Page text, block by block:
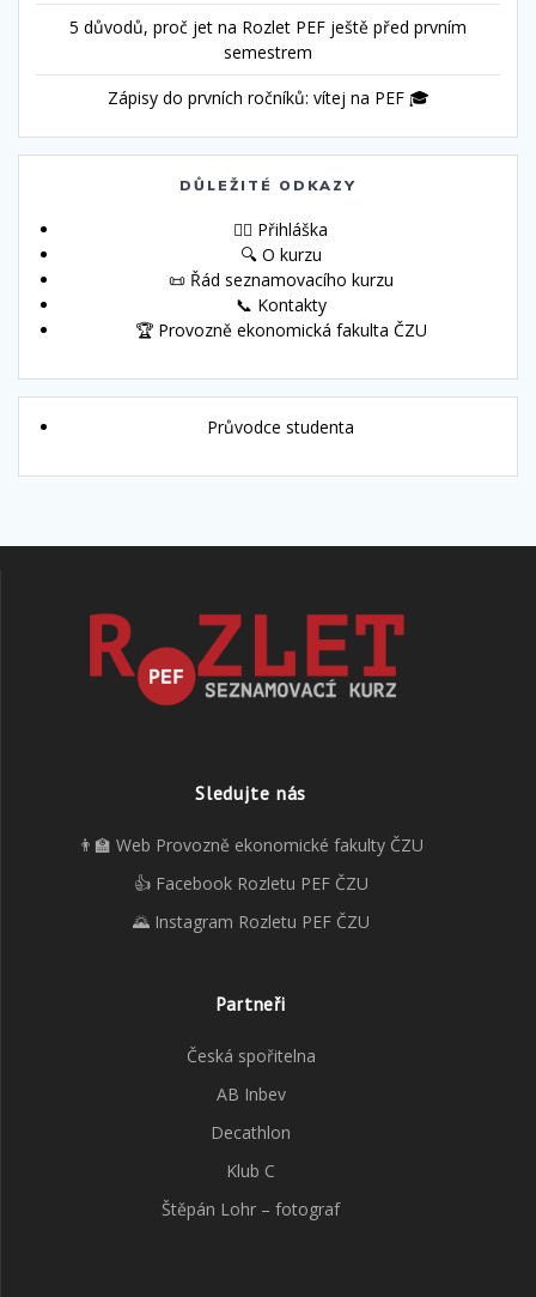
5 důvodů, proč jet na Rozlet PEF ještě před prvním
semestrem
Zápisy do prvních ročníků: vítej na PEF 🎓
DŮLEŽITÉ ODKAZY
🙋‍♀️ Přihláška
🔍 O kurzu
📜 Řád seznamovacího kurzu
📞 Kontakty
🏆 Provozně ekonomická fakulta ČZU
Průvodce studenta
Sledujte nás
👨‍🏫 Web Provozně ekonomické fakulty ČZU
👍 Facebook Rozletu PEF ČZU
🌄 Instagram Rozletu PEF ČZU
Partneři
Česká spořitelna
AB Inbev
Decathlon
Klub C
Štěpán Lohr – fotograf